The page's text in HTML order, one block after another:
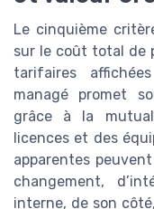
Le cinquième
sur le coût total de
tarifaires
managé promet
grâce à la
licences et des
apparentes
changement,
interne, de son